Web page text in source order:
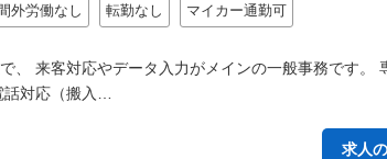
外労働なし 転勤なし マイカー通勤可
、 来客対応やデータ入力がメインの一般事務です
対応（搬入…
求人